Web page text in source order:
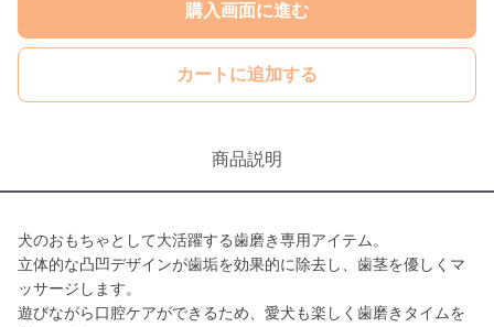
購入画面に進む
カートに追加する
商品説明
犬のおもちゃとして大活躍する歯磨き専用アイテム。
立体的な凸凹デザインが歯垢を効果的に除去し、歯茎を優しくマ
ッサージします。
遊びながら口腔ケアができるため、愛犬も楽しく歯磨きタイムを